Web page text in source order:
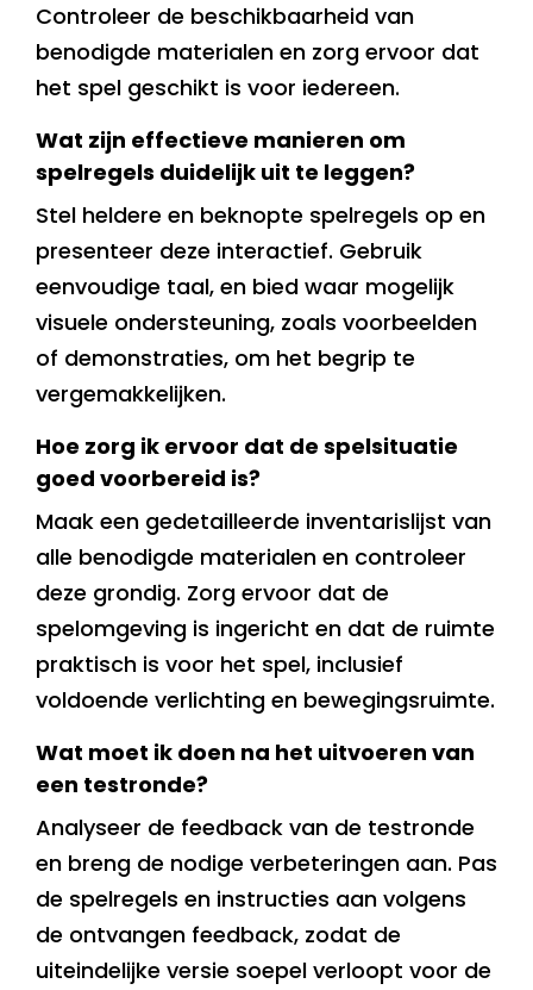
Controleer de beschikbaarheid van
benodigde materialen en zorg ervoor dat
het spel geschikt is voor iedereen.
Wat zijn effectieve manieren om
spelregels duidelijk uit te leggen?
Stel heldere en beknopte spelregels op en
presenteer deze interactief. Gebruik
eenvoudige taal, en bied waar mogelijk
visuele ondersteuning, zoals voorbeelden
of demonstraties, om het begrip te
vergemakkelijken.
Hoe zorg ik ervoor dat de spelsituatie
goed voorbereid is?
Maak een gedetailleerde inventarislijst van
alle benodigde materialen en controleer
deze grondig. Zorg ervoor dat de
spelomgeving is ingericht en dat de ruimte
praktisch is voor het spel, inclusief
voldoende verlichting en bewegingsruimte.
Wat moet ik doen na het uitvoeren van
een testronde?
Analyseer de feedback van de testronde
en breng de nodige verbeteringen aan. Pas
de spelregels en instructies aan volgens
de ontvangen feedback, zodat de
uiteindelijke versie soepel verloopt voor de